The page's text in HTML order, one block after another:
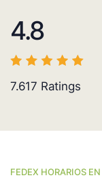
4.8
7.617 Ratings
FEDEX HORARIOS